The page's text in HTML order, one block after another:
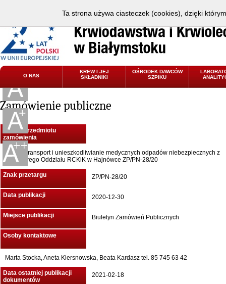
O NAS
KREW I JEJ
SKŁADNIKI
OŚRODEK DAWCÓW
SZPIKU
Zamówienie publiczne
Nazwa przedmiotu
zamówienia
Odbiór, transport i unieszkodliwianie medycznych odpadów niebezpiecznych z
Terenowego Oddziału RCKiK w Hajnówce ZP/PN-28/20
Znak przetargu ZP/PN-28/20
Data publikacji 2020-12-30
Miejsce publikacji Biuletyn Zamówień Publicznych
Osoby kontaktowe
Marta Stocka, Aneta Kiersnowska, Beata Kardasz tel. 85 745 63 42
Data ostatniej publikacji
dokumentów
2021-02-18
Ta strona używa ciasteczek (cookies), dzięki